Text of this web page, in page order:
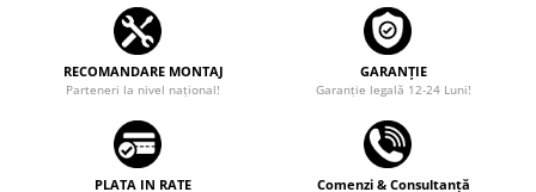
Rame adaptoare Land Rover
Rame adaptoare Ssangyong
Camere marșarier auto
RECOMANDARE MONTAJ
Parteneri la nivel național!
GARANȚIE
Garanţie legală 12-24 Luni!
PLATA IN RATE Comenzi & Consultanță